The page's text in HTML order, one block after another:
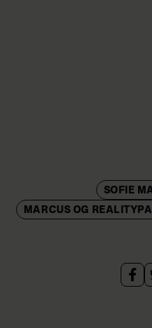
SOFIE
MARCUS OG